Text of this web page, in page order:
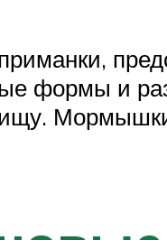
формы и